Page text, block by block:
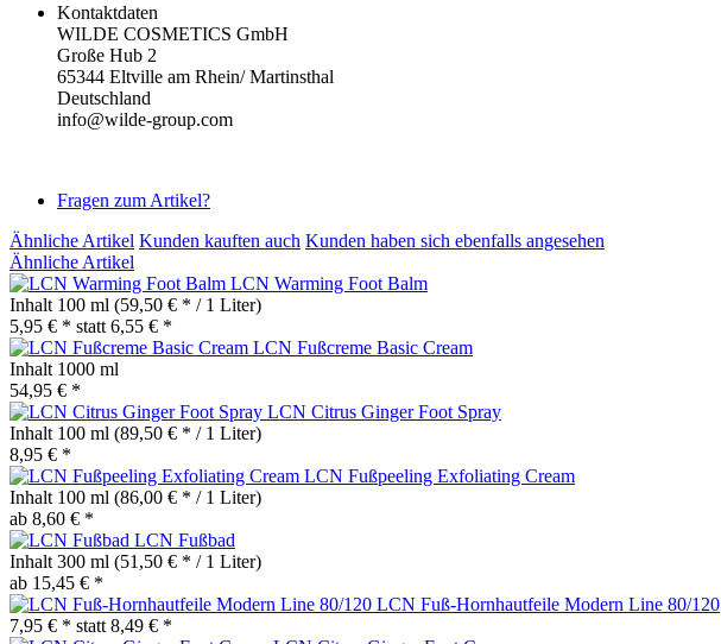
Kontaktdaten
WILDE COSMETICS GmbH
Große Hub 2
65344 Eltville am Rhein/ Martinsthal
Deutschland
info@wilde-group.com
Fragen zum Artikel?
Ähnliche Artikel Kunden kauften auch Kunden haben sich ebenfalls angesehen
Ähnliche Artikel
LCN Warming Foot Balm
Inhalt 100 ml (59,50 € * / 1 Liter)
5,95 € * statt 6,55 € *
LCN Fußcreme Basic Cream
Inhalt 1000 ml
54,95 € *
LCN Citrus Ginger Foot Spray
Inhalt 100 ml (89,50 € * / 1 Liter)
8,95 € *
LCN Fußpeeling Exfoliating Cream
Inhalt 100 ml (86,00 € * / 1 Liter)
ab 8,60 € *
LCN Fußbad
Inhalt 300 ml (51,50 € * / 1 Liter)
ab 15,45 € *
LCN Fuß-Hornhautfeile Modern Line 80/120
7,95 € * statt 8,49 € *